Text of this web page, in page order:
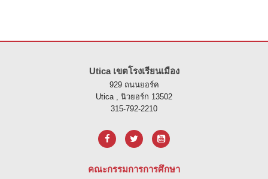
Utica เขตโรงเรียนเมือง
929 ถนนยอร์ค
Utica , นิวยอร์ก 13502
315-792-2210
คณะกรรมการการศึกษา